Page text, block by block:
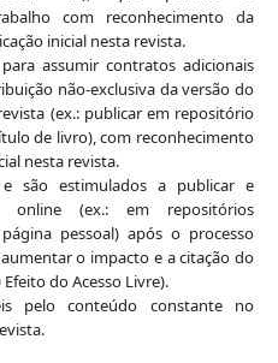
com reconhecimento da
inicial nesta revista.
assumir contratos adicionais
não-exclusiva da versão do
(ex.: publicar em repositório
de livro), com reconhecimento
nesta revista.
são estimulados a publicar e
online (ex.: em repositórios
pessoal) após o processo
o impacto e a citação do
do Acesso Livre).
pelo conteúdo constante no